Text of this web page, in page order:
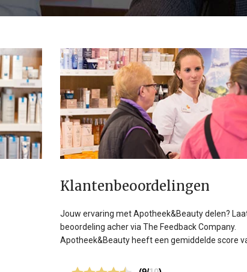
Klanten­beoordelingen
Jouw ervaring met Apotheek&Beauty delen?
beoordeling acher via The Feedback Company.
Apotheek&Beauty heeft een gemiddelde score